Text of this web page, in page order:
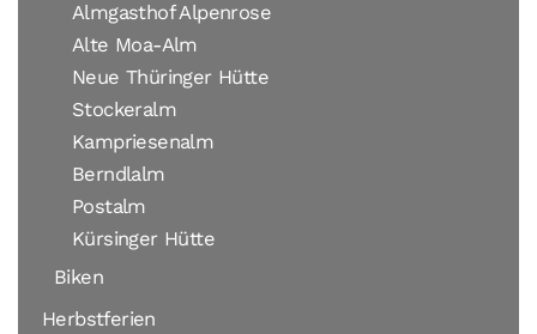
Almgasthof Alpenrose
Alte Moa-Alm
Neue Thüringer Hütte
Stockeralm
Kampriesenalm
Berndlalm
Postalm
Kürsinger Hütte
Biken
Herbstferien